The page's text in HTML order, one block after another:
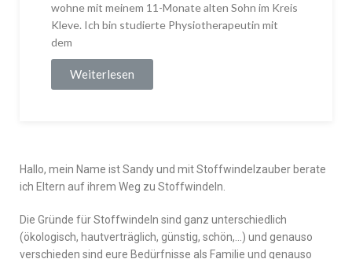
wohne mit meinem 11-Monate alten Sohn im Kreis
Kleve. Ich bin studierte Physiotherapeutin mit
dem
Weiterlesen
Hallo, mein Name ist Sandy und mit Stoffwindelzauber berate
ich Eltern auf ihrem Weg zu Stoffwindeln.
Die Gründe für Stoffwindeln sind ganz unterschiedlich
(ökologisch, hautverträglich, günstig, schön,…) und genauso
verschieden sind eure Bedürfnisse als Familie und genauso